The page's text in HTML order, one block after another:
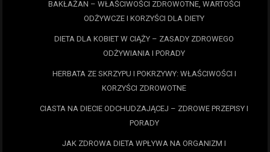
BAKŁAŻAN – WŁAŚCIWOŚCI ZDROWOTNE, WARTOŚCI
ODŻYWCZE I KORZYŚCI DLA DIETY
DIETA DLA KOBIET W CIĄŻY – ZASADY ZDROWEGO
ODŻYWIANIA I PORADY
HERBATA ZE SKRZYPU I POKRZYWY: WŁAŚCIWOŚCI I
KORZYŚCI ZDROWOTNE
CIASTA NA DIECIE ODCHUDZAJĄCEJ – ZDROWE PRZEPISY I
PORADY
JAK ZDROWA DIETA WPŁYWA NA ORGANIZM I